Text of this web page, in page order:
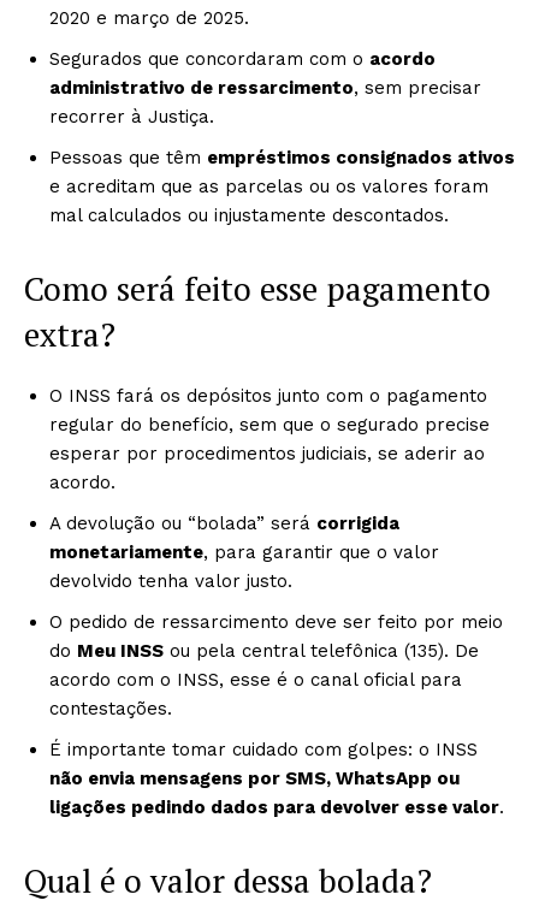
2020 e março de 2025.
Segurados que concordaram com o acordo
administrativo de ressarcimento, sem precisar
recorrer à Justiça.
Pessoas que têm empréstimos consignados ativos
e acreditam que as parcelas ou os valores foram
mal calculados ou injustamente descontados.
Como será feito esse pagamento
extra?
O INSS fará os depósitos junto com o pagamento
regular do benefício, sem que o segurado precise
esperar por procedimentos judiciais, se aderir ao
acordo.
A devolução ou “bolada” será corrigida
monetariamente, para garantir que o valor
devolvido tenha valor justo.
O pedido de ressarcimento deve ser feito por meio
do Meu INSS ou pela central telefônica (135). De
acordo com o INSS, esse é o canal oficial para
contestações.
É importante tomar cuidado com golpes: o INSS
não envia mensagens por SMS, WhatsApp ou
ligações pedindo dados para devolver esse valor.
Qual é o valor dessa bolada?